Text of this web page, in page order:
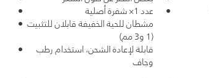
عدد 1× شفرة أصلية
مشطان للحية الخفيفة قابلان للتثبيت
(1 و3 مم)
قابلة لإعادة الشحن، استخدام رطب
وجاف